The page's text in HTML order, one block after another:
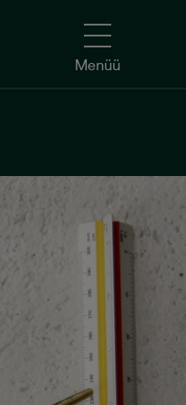
Menüü